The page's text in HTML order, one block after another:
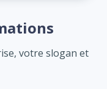
votre slogan et